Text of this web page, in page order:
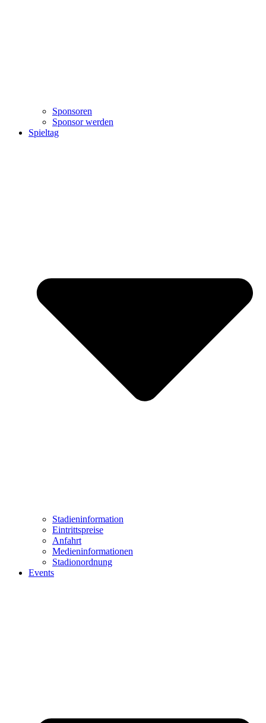
Sponsoren
Sponsor werden
Spieltag
Stadieninformation
Eintrittspreise
Anfahrt
Medieninformationen
Stadionordnung
Events